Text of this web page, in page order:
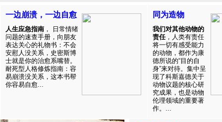
一边崩溃，一边自愈
人生应急指南 ， 日常情绪
问题的速查手册，向朋友
表达关心的礼物书：不会
安慰人没关系，史密斯博
士就是你的治愈系嘴替。
耐死型人格修炼指南：容
易崩溃没关系，这本书帮
你容易自愈...
同为造物
我们对其他动物的
责任，人类有责任
将一切有感受能力
的动物，都作为康
德所说的“目的自
身”来对待。集中呈
现了科斯嘉德关于
动物议题的核心研
究成果，也是动物
伦理领域的重要著
作。...